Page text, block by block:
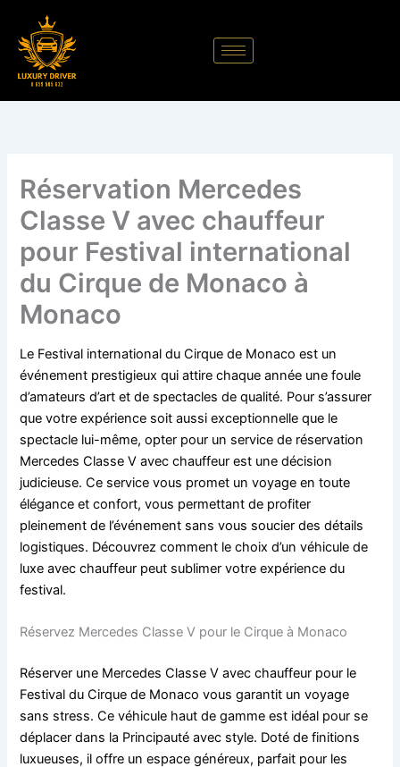
contenu
Réservation Mercedes
Classe V avec chauffeur
pour Festival international
du Cirque de Monaco à
Monaco
Le Festival international du Cirque de Monaco est un
événement prestigieux qui attire chaque année une foule
d’amateurs d’art et de spectacles de qualité. Pour s’assurer
que votre expérience soit aussi exceptionnelle que le
spectacle lui-même, opter pour un service de réservation
Mercedes Classe V avec chauffeur est une décision
judicieuse. Ce service vous promet un voyage en toute
élégance et confort, vous permettant de profiter
pleinement de l’événement sans vous soucier des détails
logistiques. Découvrez comment le choix d’un véhicule de
luxe avec chauffeur peut sublimer votre expérience du
festival.
Réservez Mercedes Classe V pour le Cirque à Monaco
Réserver une Mercedes Classe V avec chauffeur pour le
Festival du Cirque de Monaco vous garantit un voyage
sans stress. Ce véhicule haut de gamme est idéal pour se
déplacer dans la Principauté avec style. Doté de finitions
luxueuses, il offre un espace généreux, parfait pour les